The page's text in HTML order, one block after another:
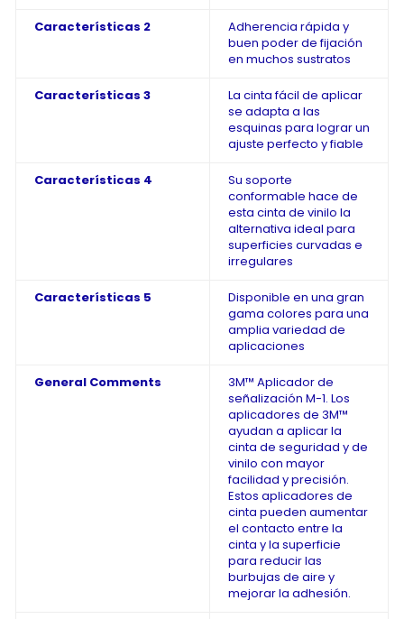
Características 2
Adherencia rápida y
buen poder de fijación
en muchos sustratos
Características 3
La cinta fácil de aplicar
se adapta a las
esquinas para lograr un
ajuste perfecto y fiable
Características 4
Su soporte
conformable hace de
esta cinta de vinilo la
alternativa ideal para
superficies curvadas e
irregulares
Características 5
Disponible en una gran
gama colores para una
amplia variedad de
aplicaciones
General Comments
3M™ Aplicador de
señalización M-1. Los
aplicadores de 3M™
ayudan a aplicar la
cinta de seguridad y de
vinilo con mayor
facilidad y precisión.
Estos aplicadores de
cinta pueden aumentar
el contacto entre la
cinta y la superficie
para reducir las
burbujas de aire y
mejorar la adhesión.